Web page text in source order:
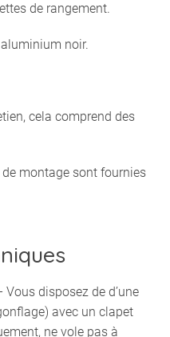
de rangement.
noir.
cela comprend des
montage sont fournies
disposez de d’une
avec un clapet
ne vole pas à